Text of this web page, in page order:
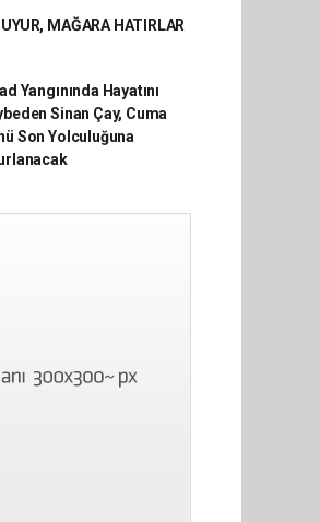
MAĞARA HATIRLAR
Yangınında Hayatını
Sinan Çay, Cuma
Son Yolculuğuna